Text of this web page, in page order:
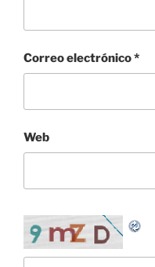
Correo electrónico*
Web